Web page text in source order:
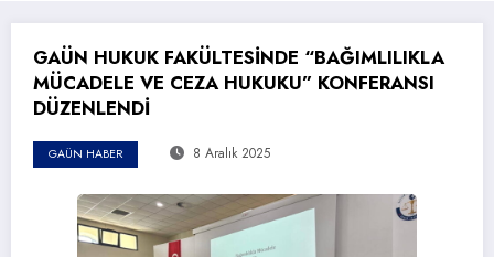
GAÜN HUKUK FAKÜLTESİNDE “BAĞIMLILIKLA
MÜCADELE VE CEZA HUKUKU” KONFERANSI
DÜZENLENDİ
GAÜN HABER 8 Aralık 2025